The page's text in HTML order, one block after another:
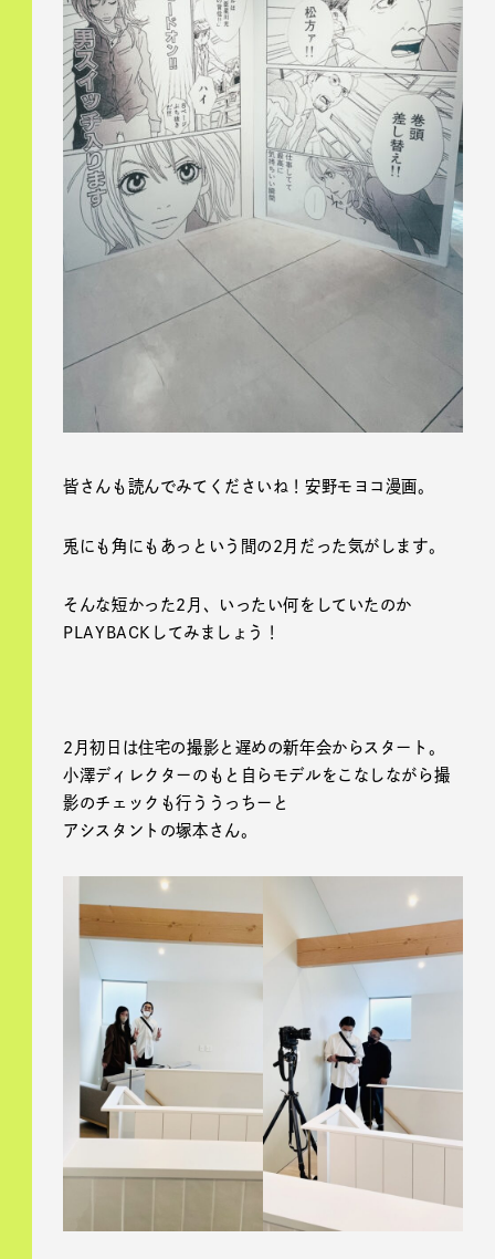
皆さんも読んでみてくださいね！安野モヨコ漫画。
兎にも角にもあっという間の2月だった気がします。
そんな短かった2月、いったい何をしていたのか
PLAYBACKしてみましょう！
2月初日は住宅の撮影と遅めの新年会からスタート。
小澤ディレクターのもと自らモデルをこなしながら撮
影のチェックも行ううっちーと
アシスタントの塚本さん。